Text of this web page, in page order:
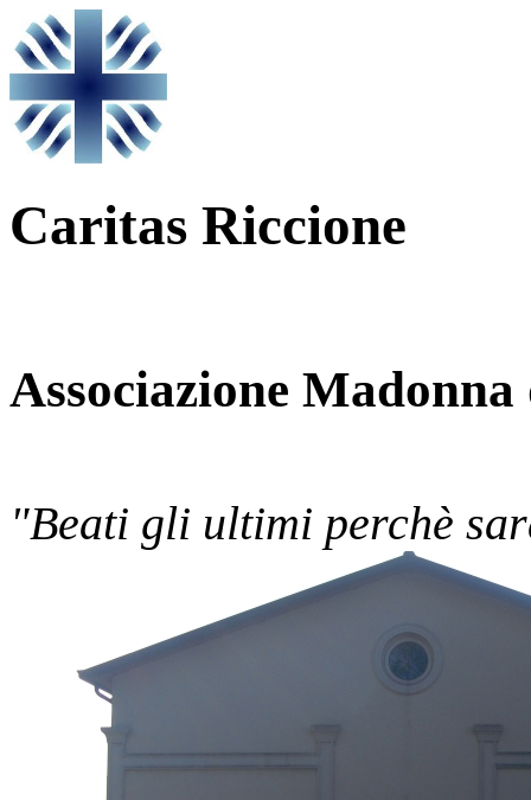
Caritas Riccione
Associazione Madonna
"Beati gli ultimi perchè